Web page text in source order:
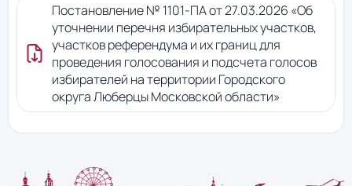
Постановление № 1101-ПА от 27.03.2026 «Об
уточнении перечня избирательных участков,
участков референдума и их границ для
проведения голосования и подсчета голосов
избирателей на территории Городского
округа Люберцы Московской области»